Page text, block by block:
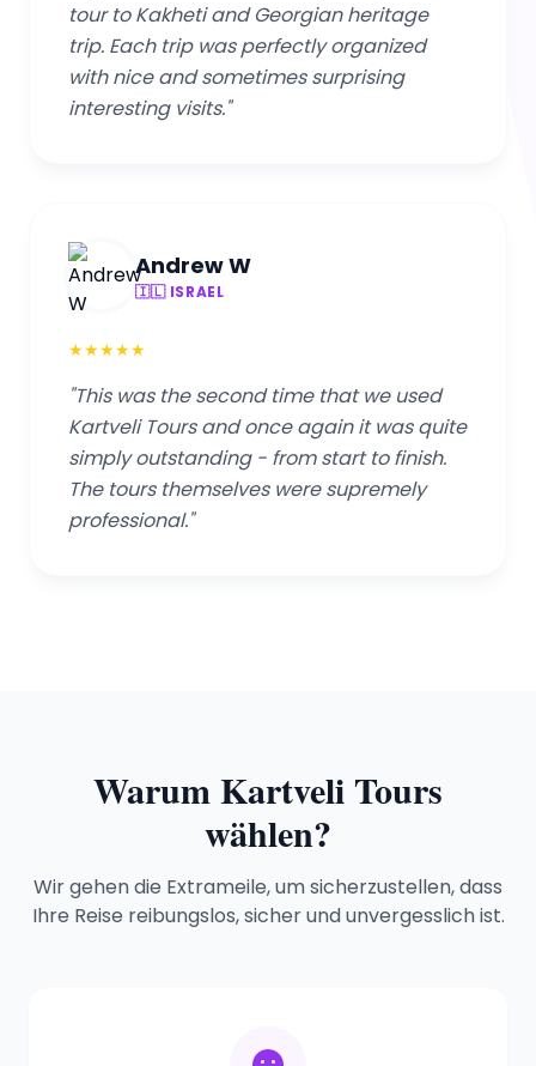
tour to Kakheti and Georgian heritage
trip. Each trip was perfectly organized
with nice and sometimes surprising
interesting visits."
Andrew W
🇮🇱 ISRAEL
★★★★★
"This was the second time that we used
Kartveli Tours and once again it was quite
simply outstanding - from start to finish.
The tours themselves were supremely
professional."
Warum Kartveli Tours
wählen?
Wir gehen die Extrameile, um sicherzustellen, dass
Ihre Reise reibungslos, sicher und unvergesslich ist.